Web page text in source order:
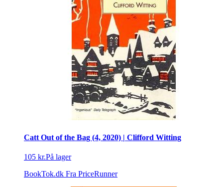
Catt Out of the Bag (4, 2020) | Clifford Witting
105 kr.På lager
BookTok.dk Fra PriceRunner